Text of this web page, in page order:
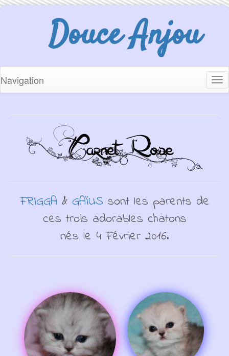
Douce Anjou
Navigation
FRIGGA & GAÏUS sont les parents de
ces trois adorables chatons
nés le 4 Février 2016.